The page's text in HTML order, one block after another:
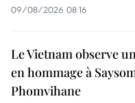
09/08/2026 08:16
Le Vietnam observe
en hommage à
Phomvihane